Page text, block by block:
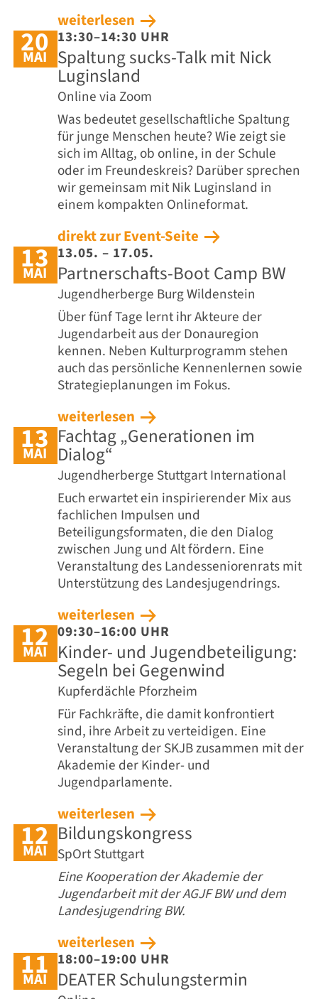
weiterlesen
20
MAI
13:30–14:30 UHR
Spaltung sucks-Talk mit Nick
Luginsland
Online via Zoom
Was bedeutet gesellschaftliche Spaltung
für junge Menschen heute? Wie zeigt sie
sich im Alltag, ob online, in der Schule
oder im Freundeskreis? Darüber sprechen
wir gemeinsam mit Nik Luginsland in
einem kompakten Onlineformat.
direkt zur Event-Seite
13
MAI
13.05. – 17.05.
Partnerschafts-Boot Camp BW
Jugendherberge Burg Wildenstein
Über fünf Tage lernt ihr Akteure der
Jugendarbeit aus der Donauregion
kennen. Neben Kulturprogramm stehen
auch das persönliche Kennenlernen sowie
Strategieplanungen im Fokus.
weiterlesen
13
MAI
Fachtag „Generationen im
Dialog“
Jugendherberge Stuttgart International
Euch erwartet ein inspirierender Mix aus
fachlichen Impulsen und
Beteiligungsformaten, die den Dialog
zwischen Jung und Alt fördern. Eine
Veranstaltung des Landesseniorenrats mit
Unterstützung des Landesjugendrings.
weiterlesen
12
MAI
09:30–16:00 UHR
Kinder- und Jugendbeteiligung:
Segeln bei Gegenwind
Kupferdächle Pforzheim
Für Fachkräfte, die damit konfrontiert
sind, ihre Arbeit zu verteidigen. Eine
Veranstaltung der SKJB zusammen mit der
Akademie der Kinder- und
Jugendparlamente.
weiterlesen
12
MAI
Bildungskongress
SpOrt Stuttgart
Eine Kooperation der Akademie der
Jugendarbeit mit der AGJF BW und dem
Landesjugendring BW.
weiterlesen
11
MAI
18:00–19:00 UHR
DEATER Schulungstermin